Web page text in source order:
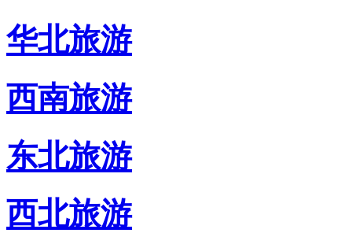
华北旅游
西南旅游
东北旅游
西北旅游